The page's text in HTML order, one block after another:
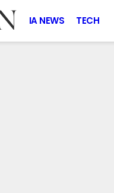
IA NEWS TECH